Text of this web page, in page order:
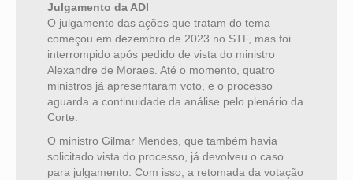
Julgamento da ADI
O julgamento das ações que tratam do tema
começou em dezembro de 2023 no STF, mas foi
interrompido após pedido de vista do ministro
Alexandre de Moraes. Até o momento, quatro
ministros já apresentaram voto, e o processo
aguarda a continuidade da análise pelo plenário da
Corte.
O ministro Gilmar Mendes, que também havia
solicitado vista do processo, já devolveu o caso
para julgamento. Com isso, a retomada da votação